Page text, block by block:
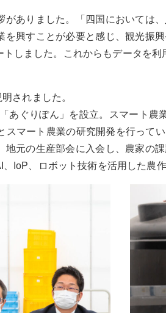
ありました。「四国においては
興すことが必要と感じ、観光振
しました。これからもデータを
されました。
あぐりぽん」を設立。スマート
マート農業の研究開発を行って
元の生産部会に入会し、農家の
IoP、ロボット技術を活用した農